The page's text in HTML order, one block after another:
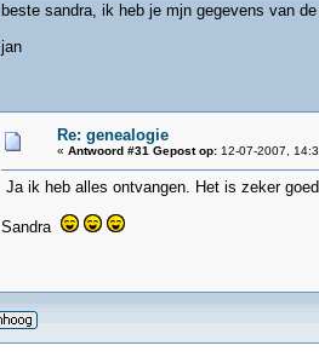
beste sandra, ik heb je mjn gegevens van
jan
Re: genealogie
« Antwoord #31 Gepost op:12-07-2007,
Ja ik heb alles ontvangen. Het is zeker
Sandra